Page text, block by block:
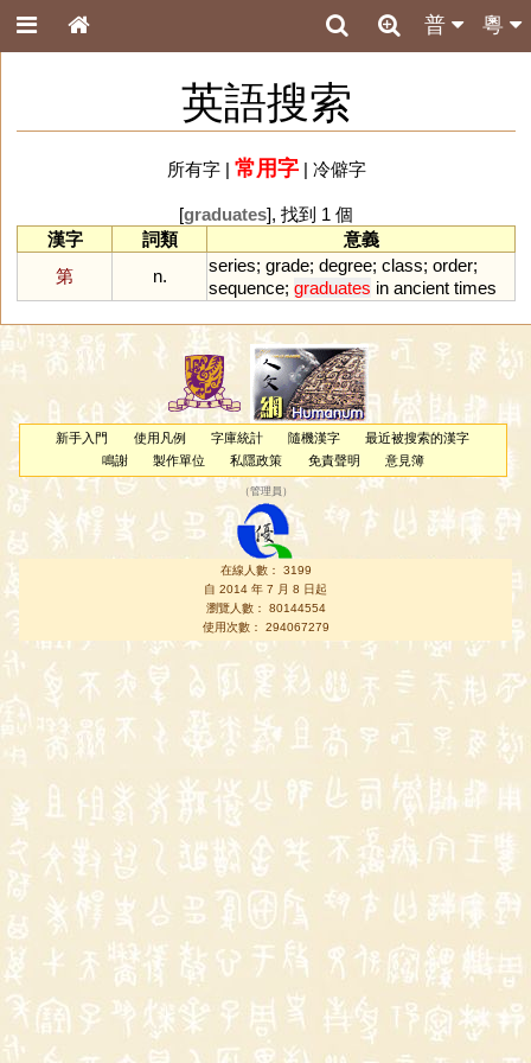
粵
普
英語搜索
所有字| 常用字| 冷僻字
[graduates], 找到 1 個
漢字
詞類
意義
第
n.
series; grade; degree; class; order;
sequence; graduates in ancient times
新手入門 使用凡例 字庫統計 隨機漢字
最近被搜索的漢字
鳴謝
製作單位 私隱政策 免責聲明 意見簿
（管理員 ）
在線人數： 3199
自 2014 年 7 月 8 日起
瀏覽人數： 80144554
使用次數： 294067279